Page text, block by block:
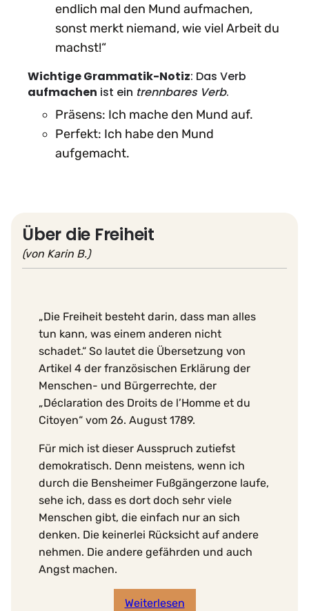
endlich mal den Mund aufmachen,
sonst merkt niemand, wie viel Arbeit du
machst!“
Wichtige Grammatik-Notiz: Das Verb
aufmachen ist ein trennbares Verb.
Präsens: Ich mache den Mund auf.
Perfekt: Ich habe den Mund
aufgemacht.
Über die Freiheit
(von Karin B.)
„Die Freiheit besteht darin, dass man alles
tun kann, was einem anderen nicht
schadet.“ So lautet die Übersetzung von
Artikel 4 der französischen Erklärung der
Menschen- und Bürgerrechte, der
„Déclaration des Droits de l’Homme et du
Citoyen“ vom 26. August 1789.
Für mich ist dieser Ausspruch zutiefst
demokratisch. Denn meistens, wenn ich
durch die Bensheimer Fußgängerzone laufe,
sehe ich, dass es dort doch sehr viele
Menschen gibt, die einfach nur an sich
denken. Die keinerlei Rücksicht auf andere
nehmen. Die andere gefährden und auch
Angst machen.
Weiterlesen